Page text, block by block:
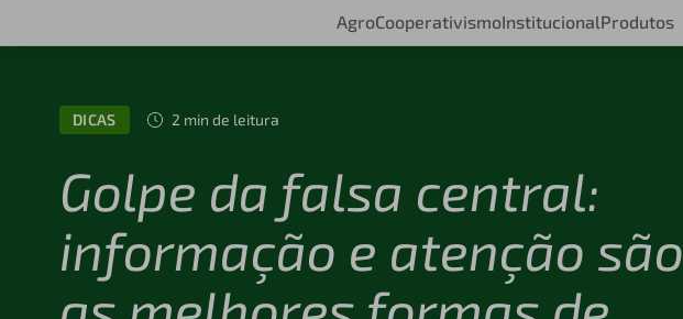
AgroCooperativismoInstitucionalProdutos
DICAS 2 min de leitura
Golpe da falsa central:
informação e atenção são